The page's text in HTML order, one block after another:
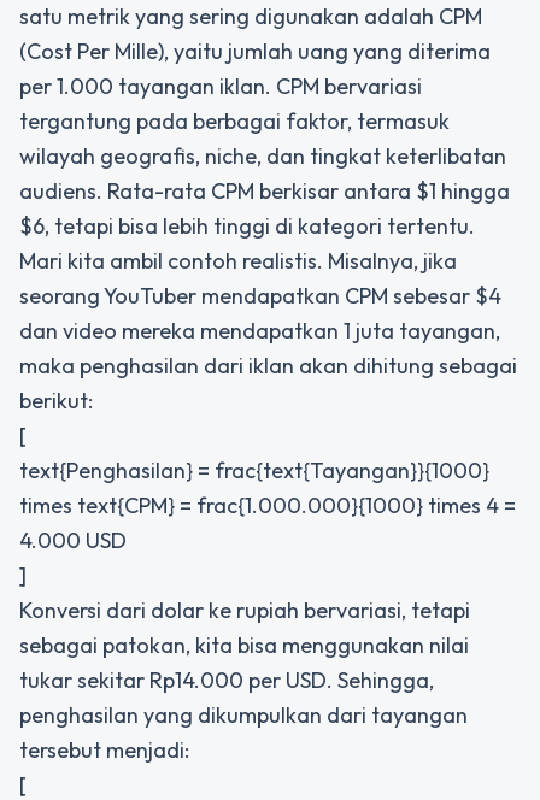
satu metrik yang sering digunakan adalah CPM
(Cost Per Mille), yaitu jumlah uang yang diterima
per 1.000 tayangan iklan. CPM bervariasi
tergantung pada berbagai faktor, termasuk
wilayah geografis, niche, dan tingkat keterlibatan
audiens. Rata-rata CPM berkisar antara $1 hingga
$6, tetapi bisa lebih tinggi di kategori tertentu.
Mari kita ambil contoh realistis. Misalnya, jika
seorang YouTuber mendapatkan CPM sebesar $4
dan video mereka mendapatkan 1 juta tayangan,
maka penghasilan dari iklan akan dihitung sebagai
berikut:
[
text{Penghasilan} = frac{text{Tayangan}}{1000}
times text{CPM} = frac{1.000.000}{1000} times 4 =
4.000 USD
]
Konversi dari dolar ke rupiah bervariasi, tetapi
sebagai patokan, kita bisa menggunakan nilai
tukar sekitar Rp14.000 per USD. Sehingga,
penghasilan yang dikumpulkan dari tayangan
tersebut menjadi:
[